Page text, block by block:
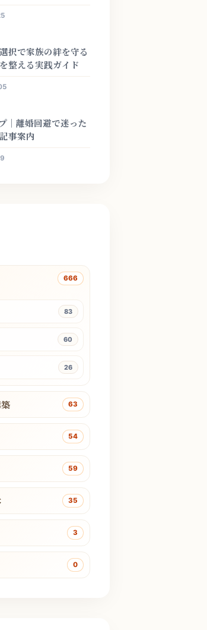
択で家族の絆を守る
整える実践ガイド
｜離婚回避で迷った
事案内
666
83
60
26
63
54
59
35
3
0